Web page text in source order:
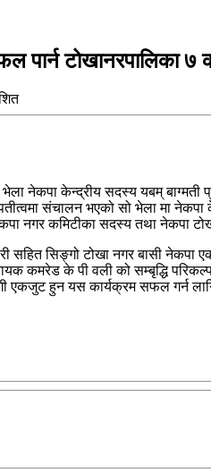
टोखानरपालिका ७
भेला नेकपा केन्द्रीय सदस्य यबम्
संचालन भएको सो भेला मा
नगर कमिटीका सदस्य तथा नेकपा
सहित सिङ्गो टोखा नगर बासी नेकपा
नायक कमरेड के पी वली को सम्बृद्धि
एकजुट हुन यस कार्यक्रम सफल गर्न